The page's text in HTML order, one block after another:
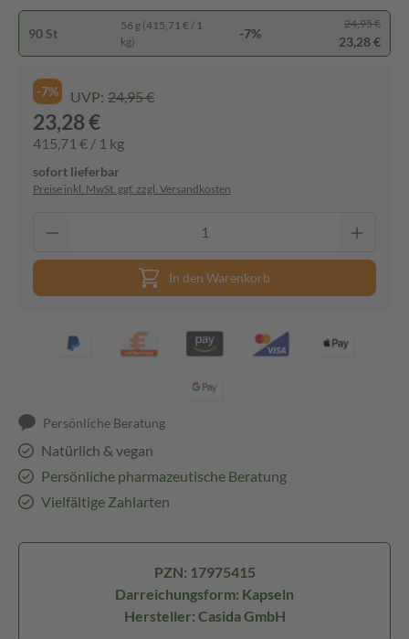
90 St
56 g (415,71 € / 1
kg)
-7%
24,95 €
23,28 €
-7% UVP: 24,95 €
23,28 €
415,71 € / 1 kg
sofort lieferbar
Preise inkl. MwSt. ggf. zzgl. Versandkosten
In den Warenkorb
Persönliche Beratung
Natürlich & vegan
Persönliche pharmazeutische Beratung
Vielfältige Zahlarten
PZN: 17975415
Darreichungsform: Kapseln
Hersteller: Casida GmbH